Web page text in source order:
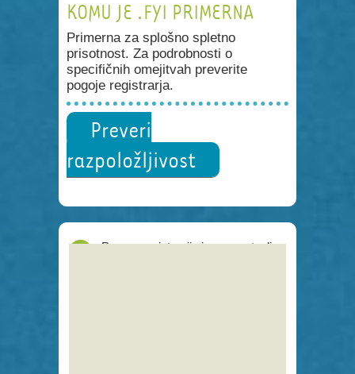
KOMU JE .FYI PRIMERNA
Primerna za splošno spletno
prisotnost. Za podrobnosti o
specifičnih omejitvah preverite
pogoje registrarja.
Preveri
razpoložljivost
Proces registracije je poenostavljen